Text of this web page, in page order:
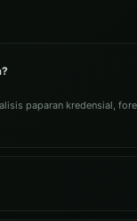
paparan kredensial,